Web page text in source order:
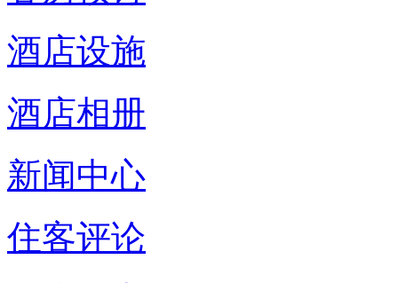
酒店设施
酒店相册
新闻中心
住客评论